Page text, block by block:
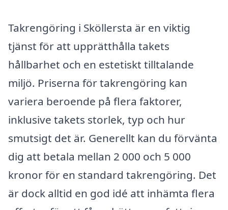
Takrengöring i Sköllersta är en viktig
tjänst för att upprätthålla takets
hållbarhet och en estetiskt tilltalande
miljö. Priserna för takrengöring kan
variera beroende på flera faktorer,
inklusive takets storlek, typ och hur
smutsigt det är. Generellt kan du förvänta
dig att betala mellan 2 000 och 5 000
kronor för en standard takrengöring. Det
är dock alltid en god idé att inhämta flera